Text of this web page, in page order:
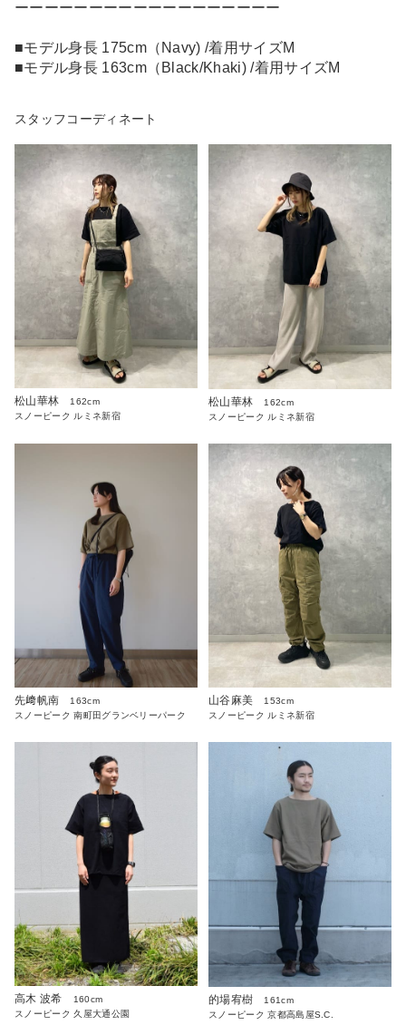
ーーーーーーーーーーーーーーーーーー
■モデル身長 175cm（Navy) /着用サイズM
■モデル身長 163cm（Black/Khaki) /着用サイズM
スタッフコーディネート
松山華林
162cm
スノーピーク ルミネ新宿
松山華林
162cm
スノーピーク ルミネ新宿
先﨑帆南
163cm
スノーピーク 南町田グランベリーパーク
山谷麻美
153cm
スノーピーク ルミネ新宿
高木 波希
160cm
スノーピーク 久屋大通公園
的場宥樹
161cm
スノーピーク 京都高島屋S.C.